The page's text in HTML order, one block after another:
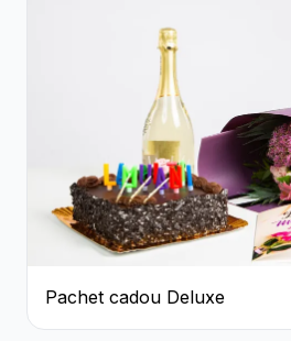
Pachet cadou Deluxe